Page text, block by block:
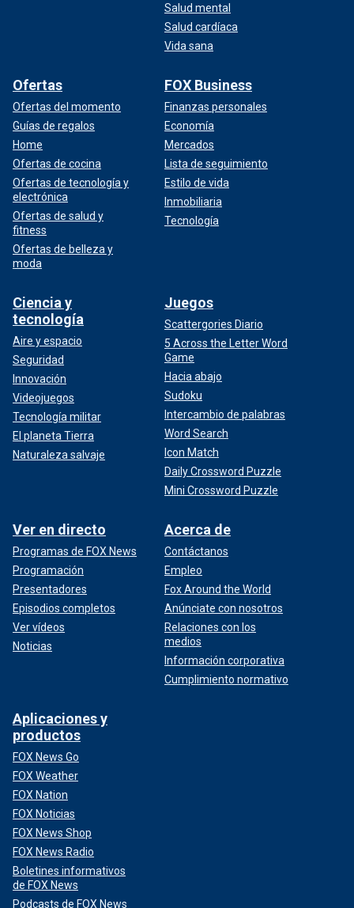
Salud mental
Salud cardíaca
Vida sana
Ofertas
Ofertas del momento
Guías de regalos
Home
Ofertas de cocina
Ofertas de tecnología y
electrónica
Ofertas de salud y
fitness
Ofertas de belleza y
moda
FOX Business
Finanzas personales
Economía
Mercados
Lista de seguimiento
Estilo de vida
Inmobiliaria
Tecnología
Ciencia y
tecnología
Aire y espacio
Seguridad
Innovación
Videojuegos
Tecnología militar
El planeta Tierra
Naturaleza salvaje
Juegos
Scattergories Diario
5 Across the Letter Word
Game
Hacia abajo
Sudoku
Intercambio de palabras
Word Search
Icon Match
Daily Crossword Puzzle
Mini Crossword Puzzle
Ver en directo
Programas de FOX News
Programación
Presentadores
Episodios completos
Ver vídeos
Noticias
Acerca de
Contáctanos
Empleo
Fox Around the World
Anúnciate con nosotros
Relaciones con los
medios
Información corporativa
Cumplimiento normativo
Aplicaciones y
productos
FOX News Go
FOX Weather
FOX Nation
FOX Noticias
FOX News Shop
FOX News Radio
Boletines informativos
de FOX News
Podcasts de FOX News